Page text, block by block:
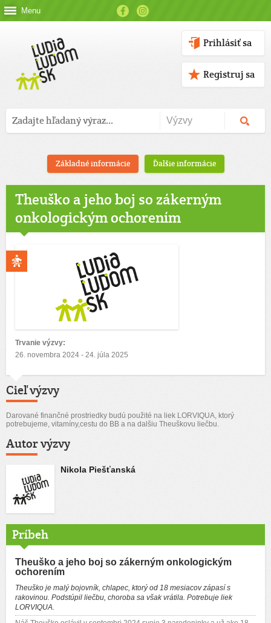
Menu
Prihlásiť sa
Registruj sa
Základné informácie Ďalšie informácie
Theuško a jeho boj so zákerným
onkologickým ochorením
Trvanie výzvy:
26. novembra 2024 - 24. júla 2025
Cieľ výzvy
Darované finančné prostriedky budú použité na liek LORVIQUA, ktorý
potrebujeme, vitamíny,cestu do BB a na dalšiu Theuškovu liečbu.
Autor výzvy
Nikola Piešťanská
Príbeh
Theuško a jeho boj so zákerným onkologickým
ochorením
Theuško je malý bojovník, chlapec, ktorý od 18 mesiacov zápasí s
rakovinou. Podstúpil liečbu, choroba sa však vrátila. Potrebuje liek
LORVIQUA.